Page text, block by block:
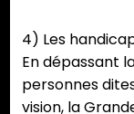
4) Les
En dépassant
personnes
vision, la